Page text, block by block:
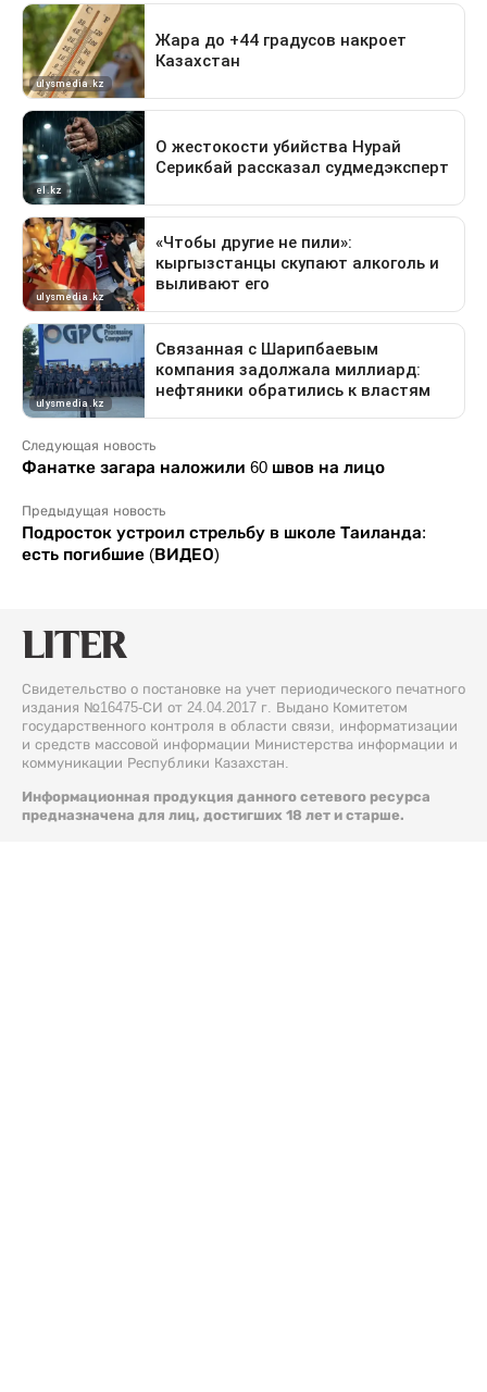
Следующая новость
Фанатке загара наложили 60 швов на лицо
Предыдущая новость
Подросток устроил стрельбу в школе Таиланда:
есть погибшие (ВИДЕО)
Свидетельство о постановке на учет периодического печатного
издания №16475-СИ от 24.04.2017 г. Выдано Комитетом
государственного контроля в области связи, информатизации
и средств массовой информации Министерства информации и
коммуникации Республики Казахстан.
Информационная продукция данного сетевого ресурса
предназначена для лиц, достигших 18 лет и старше.